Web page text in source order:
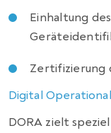
Einhaltung
Zertifizierung
Digital
DORA zielt